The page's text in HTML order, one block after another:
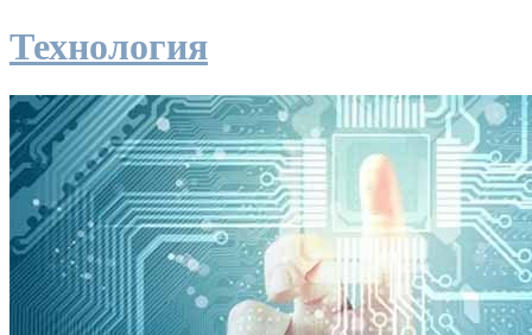
Технология